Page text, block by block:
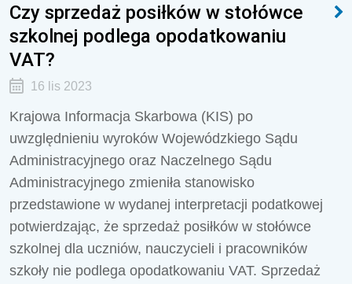
Czy sprzedaż posiłków w stołówce
szkolnej podlega opodatkowaniu
VAT?
16 lis 2023
Krajowa Informacja Skarbowa (KIS) po
uwzględnieniu wyroków Wojewódzkiego Sądu
Administracyjnego oraz Naczelnego Sądu
Administracyjnego zmieniła stanowisko
przedstawione w wydanej interpretacji podatkowej
potwierdzając, że sprzedaż posiłków w stołówce
szkolnej dla uczniów, nauczycieli i pracowników
szkoły nie podlega opodatkowaniu VAT. Sprzedaż